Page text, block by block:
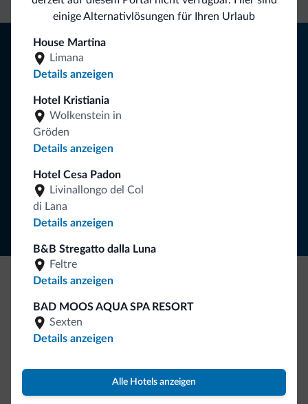
einige Alternativlösungen für Ihren Urlaub
House Martina
Limana
Details anzeigen
Hotel Kristiania
Wolkenstein in
Gröden
Details anzeigen
Hotel Cesa Padon
Livinallongo del Col
di Lana
Details anzeigen
B&B Stregatto dalla Luna
Feltre
Details anzeigen
BAD MOOS AQUA SPA RESORT
Sexten
Details anzeigen
Alle Hotels anzeigen
Folgen Sie Dolomiti.it auf
Tipps aus den Dolomiten
Sie erhalten Informationen, exklusive Angebote und
NEWSLETTER ABONNIEREN
Seien Sie originell, entdecken Sie die neue
Kollektion
So viele von Ihnen haben uns gefragt. Die neue Kollektion